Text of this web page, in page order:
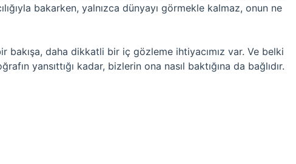
bakarken, yalnızca dünyayı görmekle kalmaz, onun ne
bakışa, daha dikkatli bir iç gözleme ihtiyacımız var. Ve belki
yansıttığı kadar, bizlerin ona nasıl baktığına da bağlıdır.